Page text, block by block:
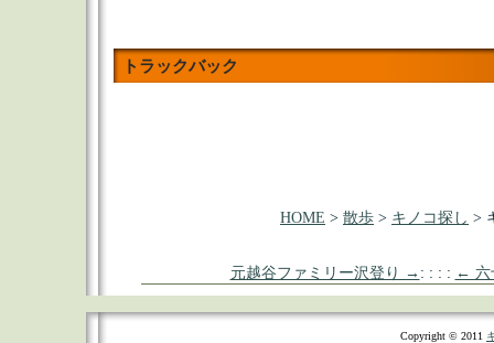
トラックバック
HOME > 散歩 > キノコ探し >
元越谷ファミリー沢登り → : : : : ← 六
Copyright © 2011